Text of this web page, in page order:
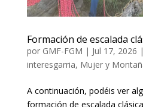
Formación de escalada
por GMF-FGM | Jul 17, 2026 |
interesgarria, Mujer y
A continuación, podéis ver
formación de escalada